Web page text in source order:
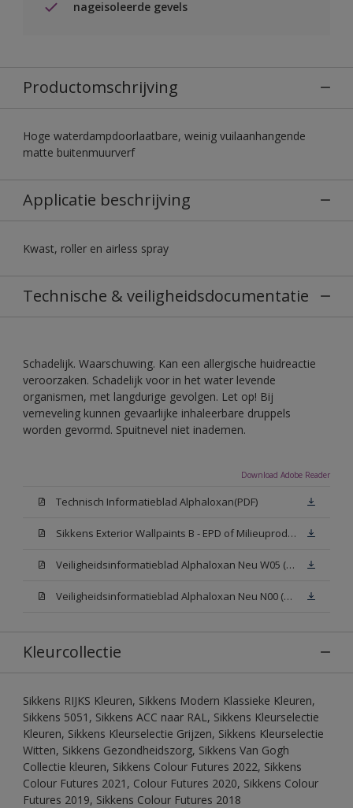
nageisoleerde gevels
Productomschrijving
Hoge waterdampdoorlaatbare, weinig vuilaanhangende
matte buitenmuurverf
Applicatie beschrijving
Kwast, roller en airless spray
Technische & veiligheidsdocumentatie
Schadelijk. Waarschuwing. Kan een allergische huidreactie
veroorzaken. Schadelijk voor in het water levende
organismen, met langdurige gevolgen. Let op! Bij
verneveling kunnen gevaarlijke inhaleerbare druppels
worden gevormd. Spuitnevel niet inademen.
Download Adobe Reader
Technisch Informatieblad Alphaloxan(PDF)
Sikkens Exterior Wallpaints B - EPD of Milieuproductverklaring
Veiligheidsinformatieblad Alphaloxan Neu W05 (MSDS)
Veiligheidsinformatieblad Alphaloxan Neu N00 (MSDS)
Kleurcollectie
Sikkens RIJKS Kleuren, Sikkens Modern Klassieke Kleuren,
Sikkens 5051, Sikkens ACC naar RAL, Sikkens Kleurselectie
Kleuren, Sikkens Kleurselectie Grijzen, Sikkens Kleurselectie
Witten, Sikkens Gezondheidszorg, Sikkens Van Gogh
Collectie kleuren, Sikkens Colour Futures 2022, Sikkens
Colour Futures 2021, Colour Futures 2020, Sikkens Colour
Futures 2019, Sikkens Colour Futures 2018